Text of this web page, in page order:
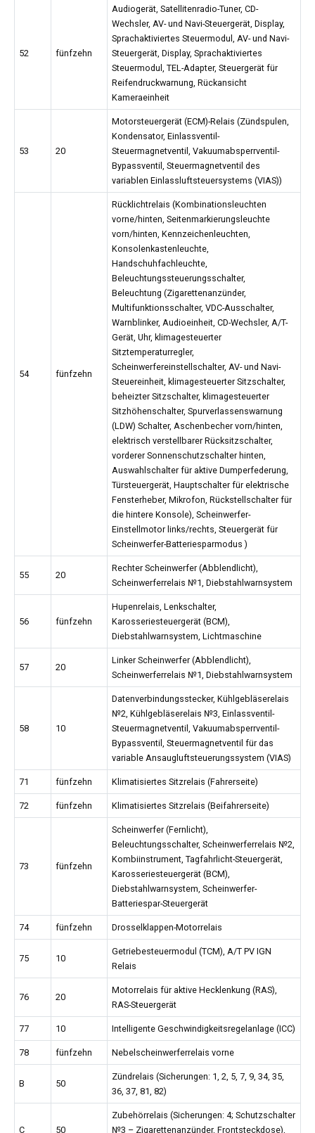
52 fünfzehn
Audiogerät, Satellitenradio-Tuner, CD-
Wechsler, AV- und Navi-Steuergerät, Display,
Sprachaktiviertes Steuermodul, AV- und Navi-
Steuergerät, Display, Sprachaktiviertes
Steuermodul, TEL-Adapter, Steuergerät für
Reifendruckwarnung, Rückansicht
Kameraeinheit
53 20
Motorsteuergerät (ECM)-Relais (Zündspulen,
Kondensator, Einlassventil-
Steuermagnetventil, Vakuumabsperrventil-
Bypassventil, Steuermagnetventil des
variablen Einlassluftsteuersystems (VIAS))
54 fünfzehn
Rücklichtrelais (Kombinationsleuchten
vorne/hinten, Seitenmarkierungsleuchte
vorn/hinten, Kennzeichenleuchten,
Konsolenkastenleuchte,
Handschuhfachleuchte,
Beleuchtungssteuerungsschalter,
Beleuchtung (Zigarettenanzünder,
Multifunktionsschalter, VDC-Ausschalter,
Warnblinker, Audioeinheit, CD-Wechsler, A/T-
Gerät, Uhr, klimagesteuerter
Sitztemperaturregler,
Scheinwerfereinstellschalter, AV- und Navi-
Steuereinheit, klimagesteuerter Sitzschalter,
beheizter Sitzschalter, klimagesteuerter
Sitzhöhenschalter, Spurverlassenswarnung
(LDW) Schalter, Aschenbecher vorn/hinten,
elektrisch verstellbarer Rücksitzschalter,
vorderer Sonnenschutzschalter hinten,
Auswahlschalter für aktive Dumperfederung,
Türsteuergerät, Hauptschalter für elektrische
Fensterheber, Mikrofon, Rückstellschalter für
die hintere Konsole), Scheinwerfer-
Einstellmotor links/rechts, Steuergerät für
Scheinwerfer-Batteriesparmodus )
55 20
Rechter Scheinwerfer (Abblendlicht),
Scheinwerferrelais №1, Diebstahlwarnsystem
56 fünfzehn
Hupenrelais, Lenkschalter,
Karosseriesteuergerät (BCM),
Diebstahlwarnsystem, Lichtmaschine
57 20
Linker Scheinwerfer (Abblendlicht),
Scheinwerferrelais №1, Diebstahlwarnsystem
58 10
Datenverbindungsstecker, Kühlgebläserelais
№2, Kühlgebläserelais №3, Einlassventil-
Steuermagnetventil, Vakuumabsperrventil-
Bypassventil, Steuermagnetventil für das
variable Ansaugluftsteuerungssystem (VIAS)
71 fünfzehn Klimatisiertes Sitzrelais (Fahrerseite)
72 fünfzehn Klimatisiertes Sitzrelais (Beifahrerseite)
73 fünfzehn
Scheinwerfer (Fernlicht),
Beleuchtungsschalter, Scheinwerferrelais №2,
Kombiinstrument, Tagfahrlicht-Steuergerät,
Karosseriesteuergerät (BCM),
Diebstahlwarnsystem, Scheinwerfer-
Batteriespar-Steuergerät
74 fünfzehn Drosselklappen-Motorrelais
75 10
Getriebesteuermodul (TCM), A/T PV IGN
Relais
76 20
Motorrelais für aktive Hecklenkung (RAS),
RAS-Steuergerät
77 10 Intelligente Geschwindigkeitsregelanlage (ICC)
78 fünfzehn Nebelscheinwerferrelais vorne
B 50
Zündrelais (Sicherungen: 1, 2, 5, 7, 9, 34, 35,
36, 37, 81, 82)
C 50
Zubehörrelais (Sicherungen: 4; Schutzschalter
№3 – Zigarettenanzünder, Frontsteckdose),